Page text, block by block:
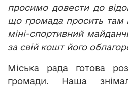
просимо довести до
що громада просить там
міні-спортивний
за свій кошт його
Міська рада готова
громади. Наша